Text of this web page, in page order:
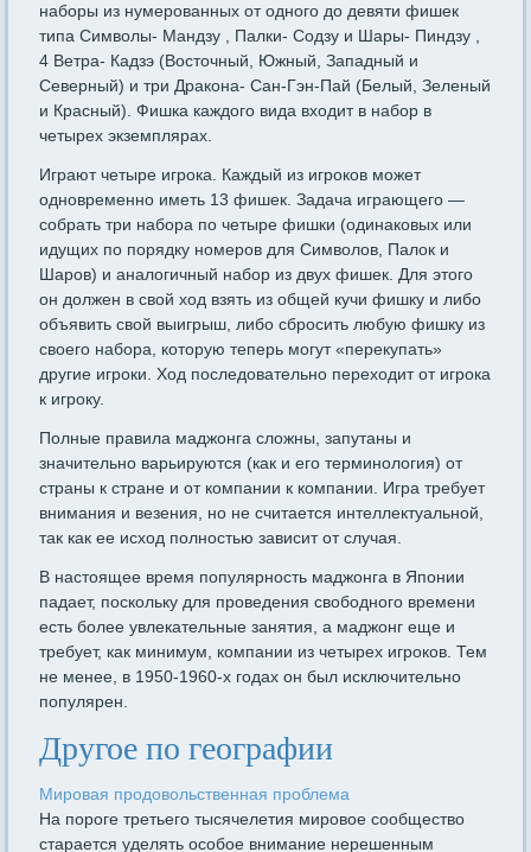
наборы из нумерованных от одного до девяти фишек
типа Символы- Мандзу , Палки- Содзу и Шары- Пиндзу ,
4 Ветра- Кадзэ (Восточный, Южный, Западный и
Северный) и три Дракона- Сан-Гэн-Пай (Белый, Зеленый
и Красный). Фишка каждого вида входит в набор в
четырех экземплярах.
Играют четыре игрока. Каждый из игроков может
одновременно иметь 13 фишек. Задача играющего —
собрать три набора по четыре фишки (одинаковых или
идущих по порядку номеров для Символов, Палок и
Шаров) и аналогичный набор из двух фишек. Для этого
он должен в свой ход взять из общей кучи фишку и либо
объявить свой выигрыш, либо сбросить любую фишку из
своего набора, которую теперь могут «перекупать»
другие игроки. Ход последовательно переходит от игрока
к игроку.
Полные правила маджонга сложны, запутаны и
значительно варьируются (как и его терминология) от
страны к стране и от компании к компании. Игра требует
внимания и везения, но не считается интеллектуальной,
так как ее исход полностью зависит от случая.
В настоящее время популярность маджонга в Японии
падает, поскольку для проведения свободного времени
есть более увлекательные занятия, а маджонг еще и
требует, как минимум, компании из четырех игроков. Тем
не менее, в 1950-1960-х годах он был исключительно
популярен.
Другое по географии
Мировая продовольственная проблема
На пороге третьего тысячелетия мировое сообщество
старается уделять особое внимание нерешенным